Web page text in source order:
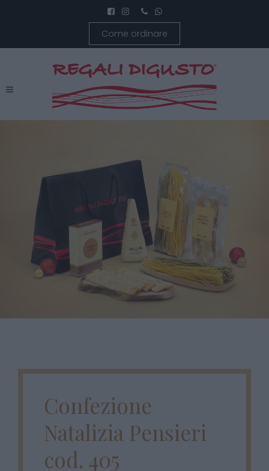
Come ordinare
Confezione
Natalizia Pensieri
cod. 405